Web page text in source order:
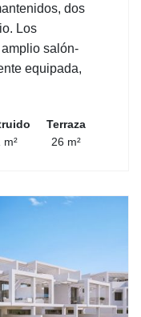
dos
Los
salón-
equipada,
m²
Terraza
26 m²